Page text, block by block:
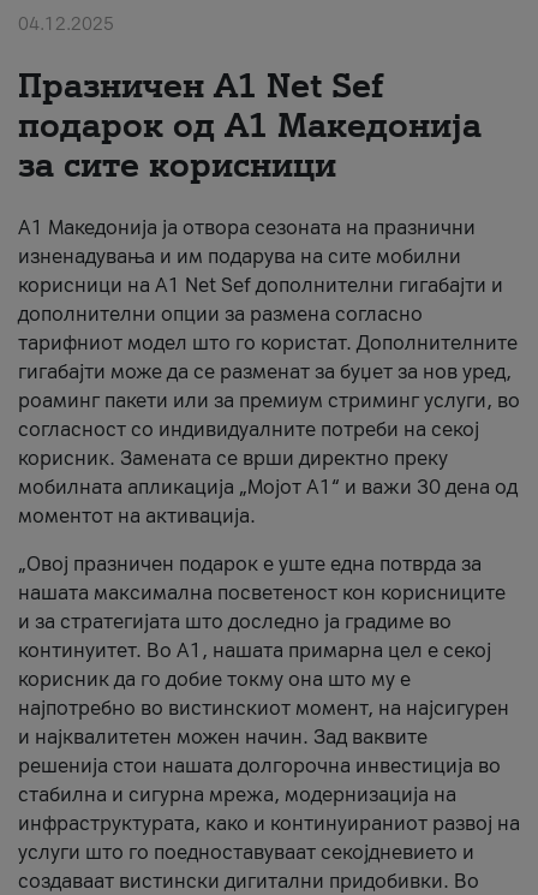
Надополни кредит
За нас
#ПодобарОнлајн
04.12.2025
Празничен A1 Net Sеf
подарок од А1 Македонија
за сите корисници
А1 Македонија ја отвора сезоната на празнични
изненадувања и им подарува на сите мобилни
корисници на A1 Net Sef дополнителни гигабајти и
дополнителни опции за размена согласно
тарифниот модел што го користат. Дополнителните
гигабајти може да се разменат за буџет за нов уред,
роаминг пакети или за премиум стриминг услуги, во
согласност со индивидуалните потреби на секој
корисник. Замената се врши директно преку
мобилната апликација „Мојот А1“ и важи 30 дена од
моментот на активација.
„Овој празничен подарок е уште една потврда за
нашата максимална посветеност кон корисниците
и за стратегијата што доследно ја градиме во
континуитет. Во А1, нашата примарна цел е секој
корисник да го добие токму она што му е
најпотребно во вистинскиот момент, на најсигурен
и најквалитетен можен начин. Зад ваквите
решенија стои нашата долгорочна инвестиција во
стабилна и сигурна мрежа, модернизација на
инфраструктурата, како и континуираниот развој на
услуги што го поедноставуваат секојдневието и
создаваат вистински дигитални придобивки. Во